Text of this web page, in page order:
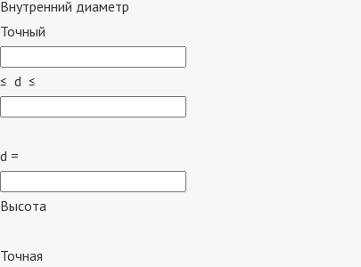
Внутренний диаметр
Точный
≤ d ≤
d =
Высота
Точная